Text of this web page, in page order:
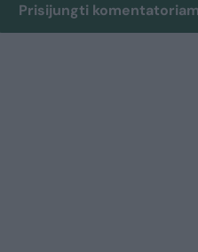
Prisijungti